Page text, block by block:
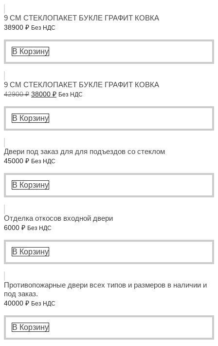
9 СМ СТЕКЛОПАКЕТ БУКЛЕ ГРАФИТ КОВКА
38900 ₽ Без НДС
В Корзину
9 СМ СТЕКЛОПАКЕТ БУКЛЕ ГРАФИТ КОВКА
42900₽ Первоначальная
составляла
42900 ₽.
38000 ₽Текущая
38000 ₽.
Без НДС
В Корзину
Двери под заказ для для подъездов со стеклом
45000 ₽ Без НДС
В Корзину
Отделка откосов входной двери
6000 ₽ Без НДС
В Корзину
Противопожарные двери всех типов и размеров в наличии и
под заказ.
40000 ₽ Без НДС
В Корзину